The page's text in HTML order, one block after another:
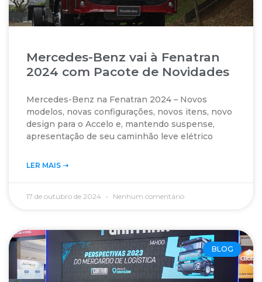
Mercedes-Benz vai à Fenatran
2024 com Pacote de Novidades
Mercedes-Benz na Fenatran 2024 – Novos
modelos, novas configurações, novos itens, novo
design para o Accelo e, mantendo suspense,
apresentação de seu caminhão leve elétrico
LER MAIS ➝‬
17 de outubro de 2024 Nenhum comentário
BLOG